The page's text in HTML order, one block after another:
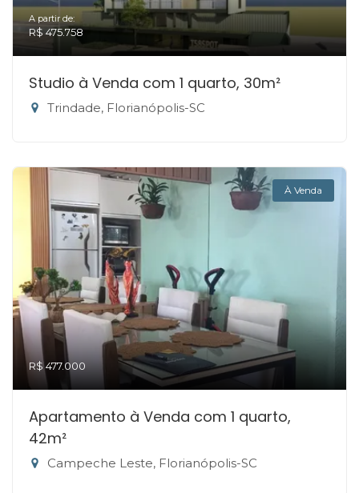
A partir de:
R$ 475.758
Studio à Venda com 1 quarto, 30m²
Trindade, Florianópolis-SC
À Venda
R$ 477.000
Apartamento à Venda com 1 quarto,
42m²
Campeche Leste, Florianópolis-SC